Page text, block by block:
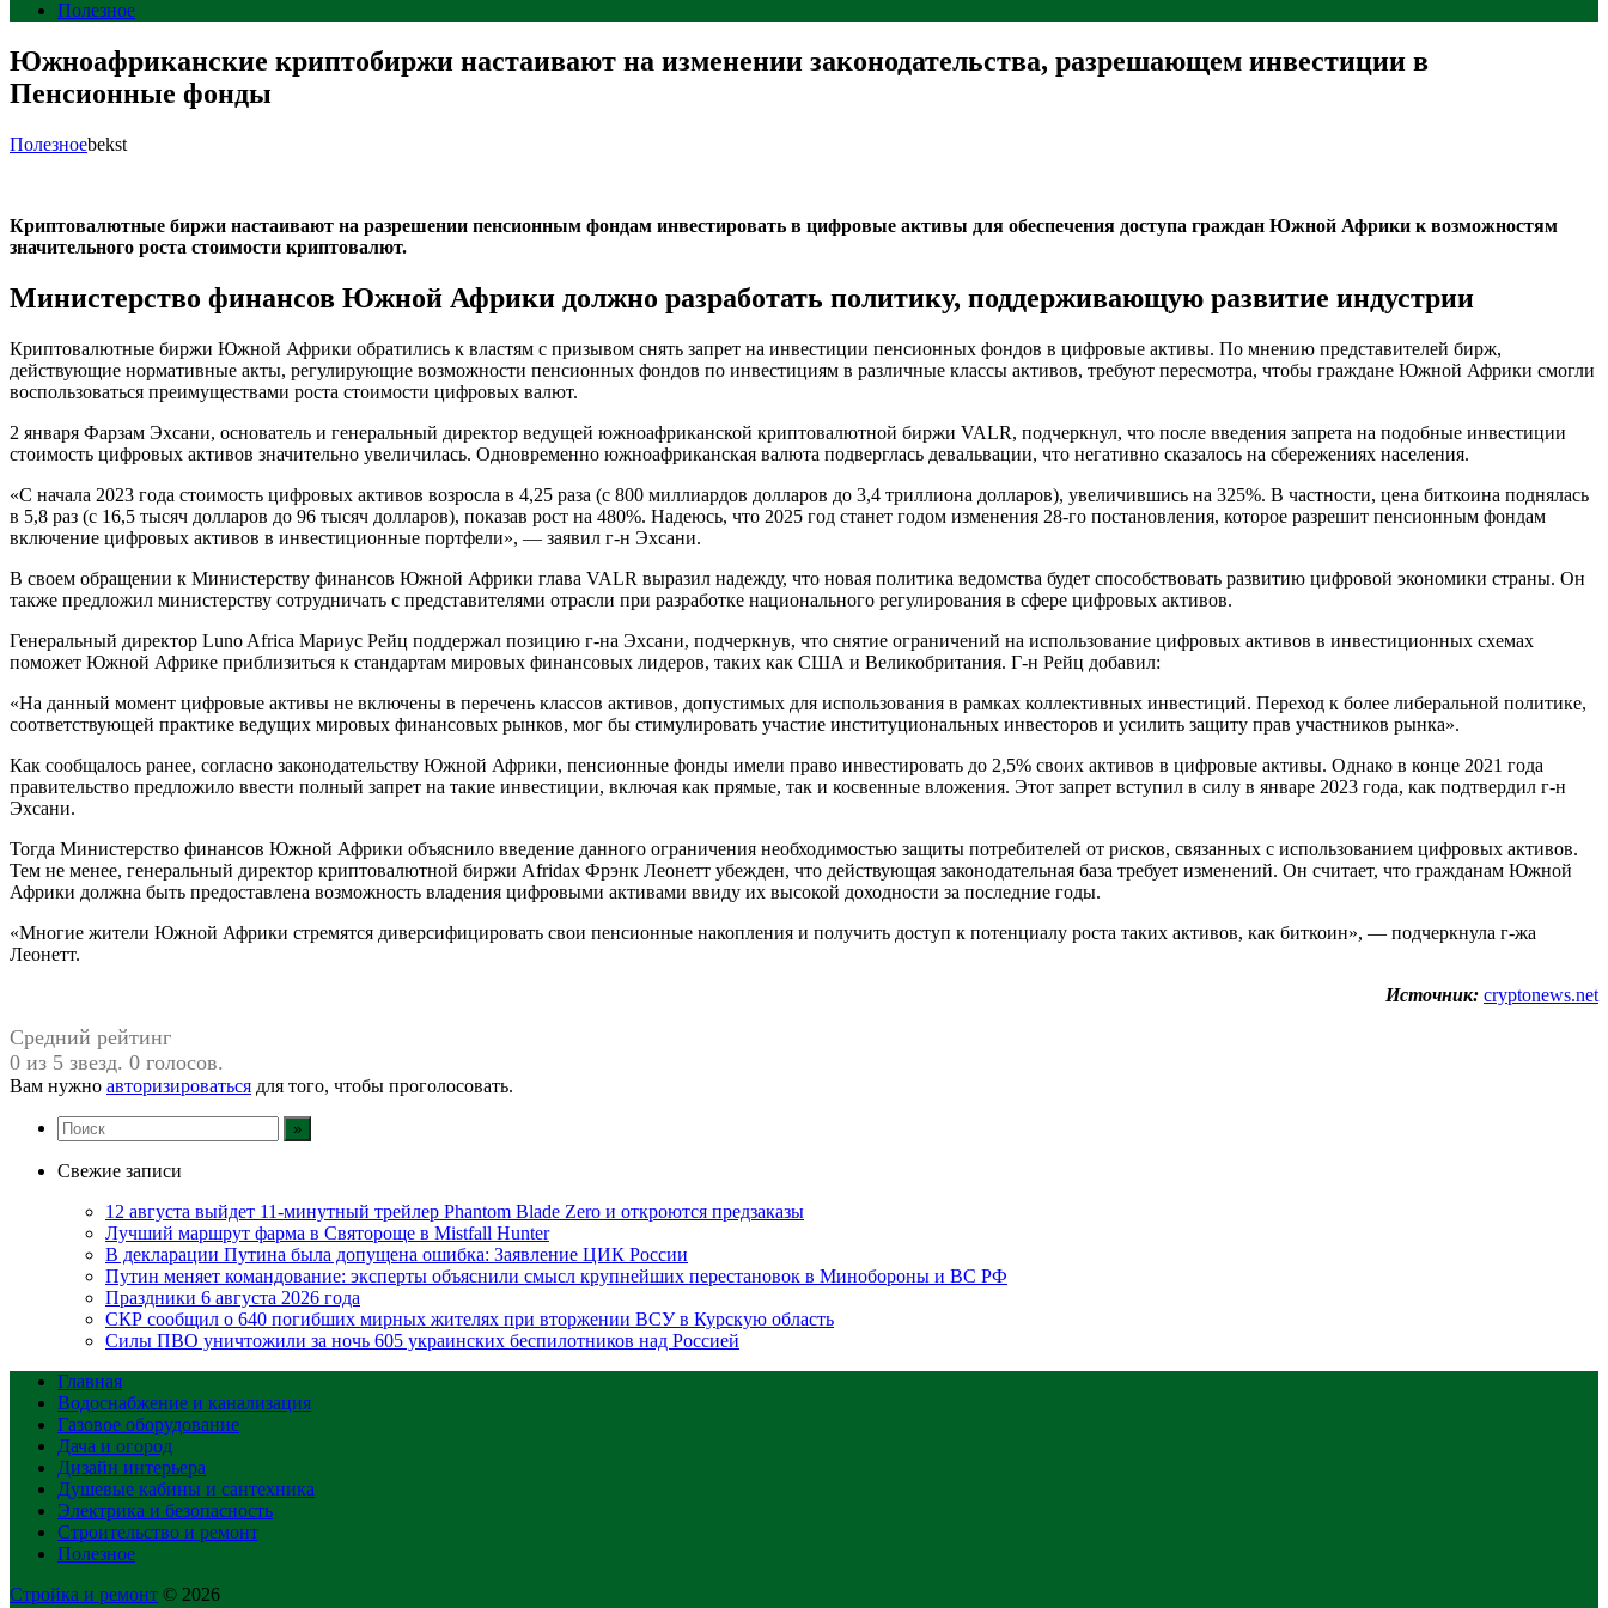
Полезное
Южноафриканские криптобиржи настаивают на изменении законодательства, разрешающем инвестиции в
Пенсионные фонды
Полезноеbekst
Криптовалютные биржи настаивают на разрешении пенсионным фондам инвестировать в цифровые активы для обеспечения доступа граждан Южной Африки к возможностям
значительного роста стоимости криптовалют.
Министерство финансов Южной Африки должно разработать политику, поддерживающую развитие индустрии
Криптовалютные биржи Южной Африки обратились к властям с призывом снять запрет на инвестиции пенсионных фондов в цифровые активы. По мнению представителей бирж,
действующие нормативные акты, регулирующие возможности пенсионных фондов по инвестициям в различные классы активов, требуют пересмотра, чтобы граждане Южной Африки смогли
воспользоваться преимуществами роста стоимости цифровых валют.
2 января Фарзам Эхсани, основатель и генеральный директор ведущей южноафриканской криптовалютной биржи VALR, подчеркнул, что после введения запрета на подобные инвестиции
стоимость цифровых активов значительно увеличилась. Одновременно южноафриканская валюта подверглась девальвации, что негативно сказалось на сбережениях населения.
«С начала 2023 года стоимость цифровых активов возросла в 4,25 раза (с 800 миллиардов долларов до 3,4 триллиона долларов), увеличившись на 325%. В частности, цена биткоина поднялась
в 5,8 раз (с 16,5 тысяч долларов до 96 тысяч долларов), показав рост на 480%. Надеюсь, что 2025 год станет годом изменения 28-го постановления, которое разрешит пенсионным фондам
включение цифровых активов в инвестиционные портфели», — заявил г-н Эхсани.
В своем обращении к Министерству финансов Южной Африки глава VALR выразил надежду, что новая политика ведомства будет способствовать развитию цифровой экономики страны. Он
также предложил министерству сотрудничать с представителями отрасли при разработке национального регулирования в сфере цифровых активов.
Генеральный директор Luno Africa Мариус Рейц поддержал позицию г-на Эхсани, подчеркнув, что снятие ограничений на использование цифровых активов в инвестиционных схемах
поможет Южной Африке приблизиться к стандартам мировых финансовых лидеров, таких как США и Великобритания. Г-н Рейц добавил:
«На данный момент цифровые активы не включены в перечень классов активов, допустимых для использования в рамках коллективных инвестиций. Переход к более либеральной политике,
соответствующей практике ведущих мировых финансовых рынков, мог бы стимулировать участие институциональных инвесторов и усилить защиту прав участников рынка».
Как сообщалось ранее, согласно законодательству Южной Африки, пенсионные фонды имели право инвестировать до 2,5% своих активов в цифровые активы. Однако в конце 2021 года
правительство предложило ввести полный запрет на такие инвестиции, включая как прямые, так и косвенные вложения. Этот запрет вступил в силу в январе 2023 года, как подтвердил г-н
Эхсани.
Тогда Министерство финансов Южной Африки объяснило введение данного ограничения необходимостью защиты потребителей от рисков, связанных с использованием цифровых активов.
Тем не менее, генеральный директор криптовалютной биржи Afridax Фрэнк Леонетт убежден, что действующая законодательная база требует изменений. Он считает, что гражданам Южной
Африки должна быть предоставлена возможность владения цифровыми активами ввиду их высокой доходности за последние годы.
«Многие жители Южной Африки стремятся диверсифицировать свои пенсионные накопления и получить доступ к потенциалу роста таких активов, как биткоин», — подчеркнула г-жа
Леонетт.
Источник: cryptonews.net
Средний рейтинг
0 из 5 звезд. 0 голосов.
Вам нужно авторизироваться для того, чтобы проголосовать.
Свежие записи
12 августа выйдет 11-минутный трейлер Phantom Blade Zero и откроются предзаказы
Лучший маршрут фарма в Святороще в Mistfall Hunter
В декларации Путина была допущена ошибка: Заявление ЦИК России
Путин меняет командование: эксперты объяснили смысл крупнейших перестановок в Минобороны и ВС РФ
Праздники 6 августа 2026 года
СКР сообщил о 640 погибших мирных жителях при вторжении ВСУ в Курскую область
Силы ПВО уничтожили за ночь 605 украинских беспилотников над Россией
Главная
Водоснабжение и канализация
Газовое оборудование
Дача и огород
Дизайн интерьера
Душевые кабины и сантехника
Электрика и безопасность
Строительство и ремонт
Полезное
Стройка и ремонт © 2026